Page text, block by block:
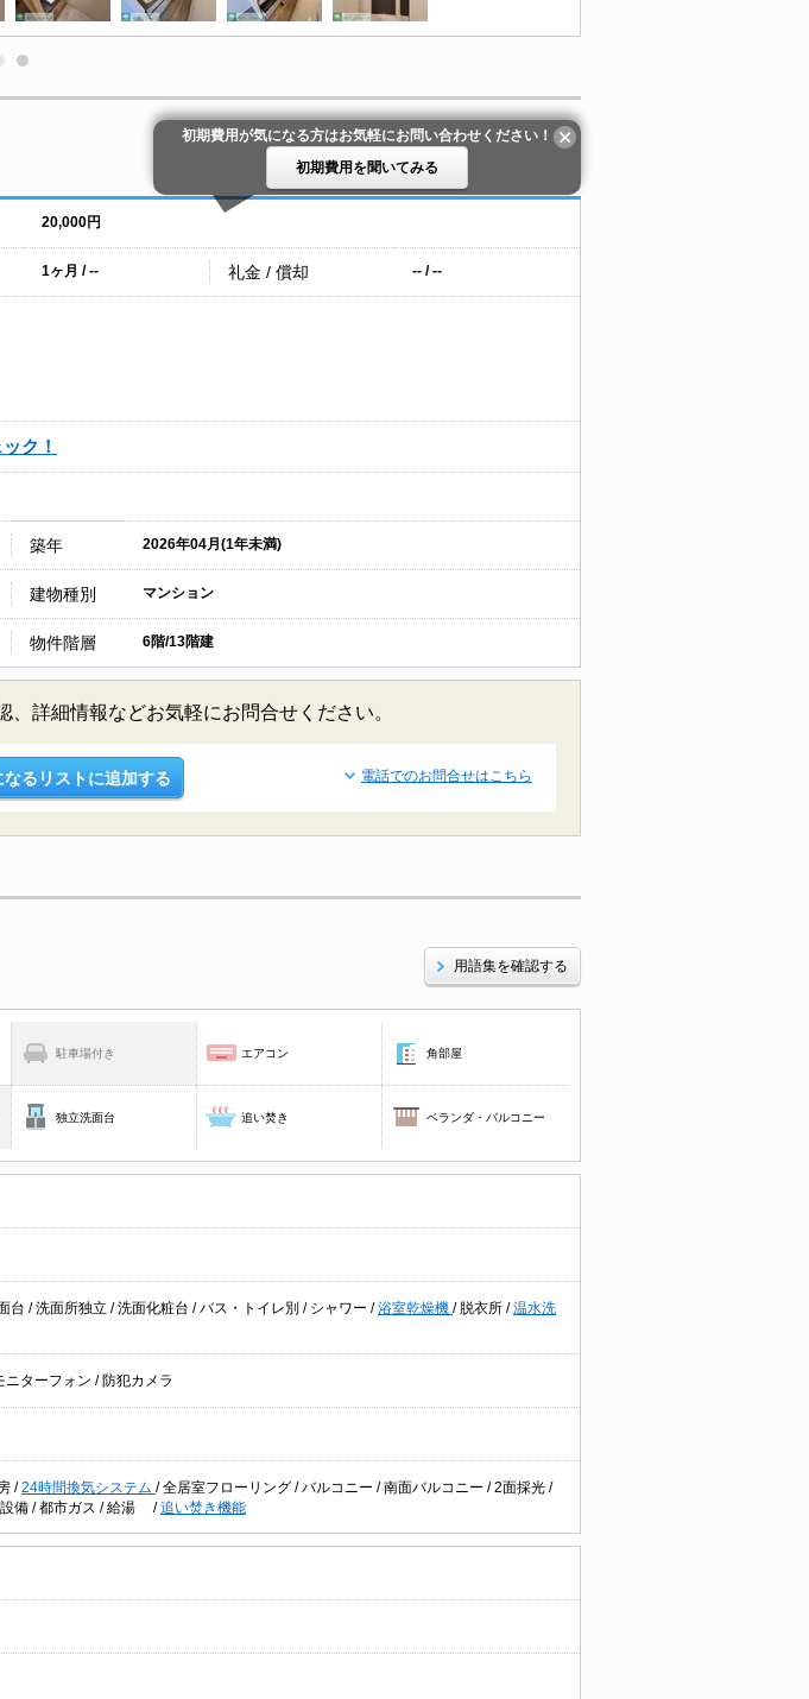
初期費用が気になる方はお気軽にお問い合わせください！
初期費用を聞いてみる
20,000円
1ヶ月 / -- 礼金 / 償却 -- / --
ク！
築年 2026年04月(1年未満)
建物種別 マンション
物件階層 6階/13階建
詳細情報などお気軽にお問合せください。
なるリストに追加する 電話でのお問合せはこちら
用語集を確認する
駐車場付き エアコン 角部屋
独立洗面台 追い焚き ベランダ・バルコニー
台 /洗面所独立 /洗面化粧台 /バス・トイレ別 / シャワー /浴室乾燥機 / 脱衣所 /温水洗
ニターフォン / 防犯カメラ
/24時間換気システム /全居室フローリング /バルコニー /南面バルコニー /2面採光 /
備 /都市ガス /給湯 /追い焚き機能